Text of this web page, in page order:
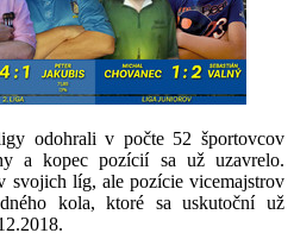
odohrali v počte 52 športovcov
a kopec pozícií sa už uzavrelo.
svojich líg, ale pozície vicemajstrov
kola, ktoré sa uskutoční už